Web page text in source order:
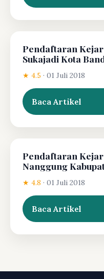
Pendaftaran
Sukajadi Kota
★ 4.5 · 01 Juli 2018
Baca Artikel
Pendaftaran
Nanggung
★ 4.8 · 01 Juli 2018
Baca Artikel